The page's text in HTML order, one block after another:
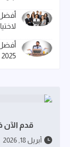
2025
قدم
أبريل 18, 2026